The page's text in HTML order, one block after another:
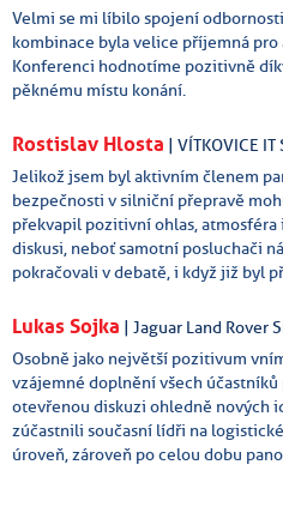
Velmi se mi líbilo spojení
kombinace byla velice příjemná
Konferenci hodnotíme pozitivně
pěknému místu konání.
Rostislav Hlosta | VÍTKOVICE IT
Jelikož jsem byl aktivním členem
bezpečnosti v silniční přepravě
překvapil pozitivní ohlas, atmosféra
diskusi, neboť samotní posluchači
pokračovali v debatě, i když již byl
Lukas Sojka | Jaguar Land Rover
Osobně jako největší pozitivum
vzájemné doplnění všech účastníků
otevřenou diskuzi ohledně nových
zúčastnili současní lídři na
úroveň, zároveň po celou dobu